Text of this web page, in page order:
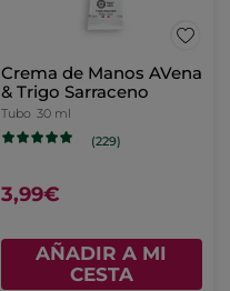
Jabón Líquido de
Manos Alga Salvaje &
Hinojo Marino.
Frasco 190 ml
(337)
4,99€
AÑADIR A MI
CESTA